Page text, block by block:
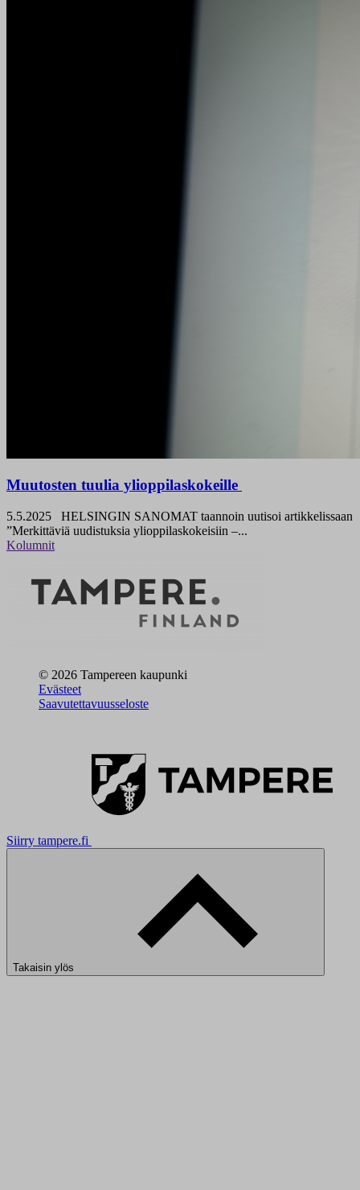
Muutosten tuulia ylioppilaskokeille
5.5.2025 HELSINGIN SANOMAT taannoin uutisoi artikkelissaan
”Merkittäviä uudistuksia ylioppilaskokeisiin –...
Kolumnit
© 2026 Tampereen kaupunki
Evästeet
Saavutettavuusseloste
Siirry tampere.fi
Takaisin ylös